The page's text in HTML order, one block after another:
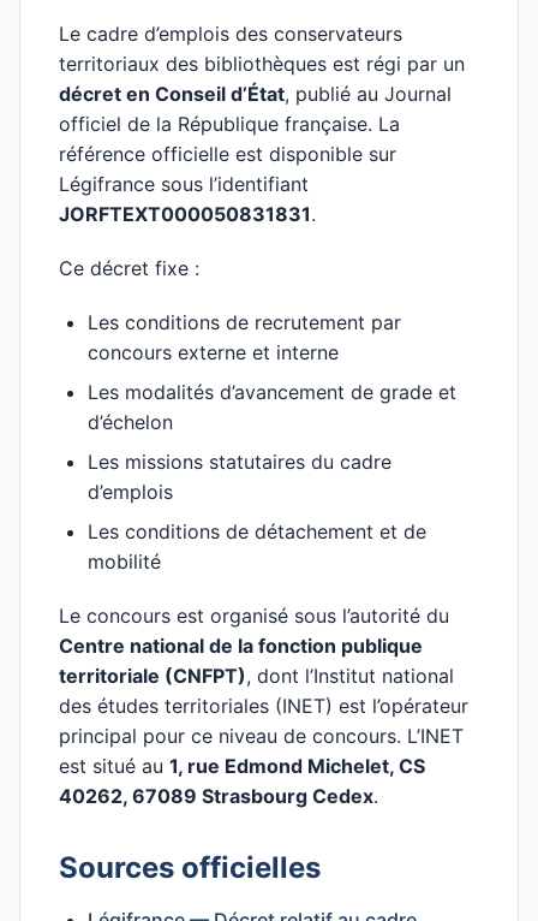
Le cadre d’emplois des conservateurs
territoriaux des bibliothèques est régi par un
décret en Conseil d’État, publié au Journal
officiel de la République française. La
référence officielle est disponible sur
Légifrance sous l’identifiant
JORFTEXT000050831831.
Ce décret fixe :
Les conditions de recrutement par
concours externe et interne
Les modalités d’avancement de grade et
d’échelon
Les missions statutaires du cadre
d’emplois
Les conditions de détachement et de
mobilité
Le concours est organisé sous l’autorité du
Centre national de la fonction publique
territoriale (CNFPT), dont l’Institut national
des études territoriales (INET) est l’opérateur
principal pour ce niveau de concours. L’INET
est situé au 1, rue Edmond Michelet, CS
40262, 67089 Strasbourg Cedex.
Sources officielles